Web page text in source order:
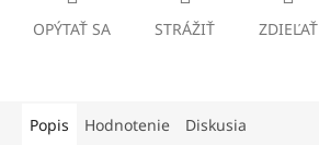
OPÝTAŤ SA STRÁŽIŤ ZDIEĽAŤ
Popis Hodnotenie Diskusia